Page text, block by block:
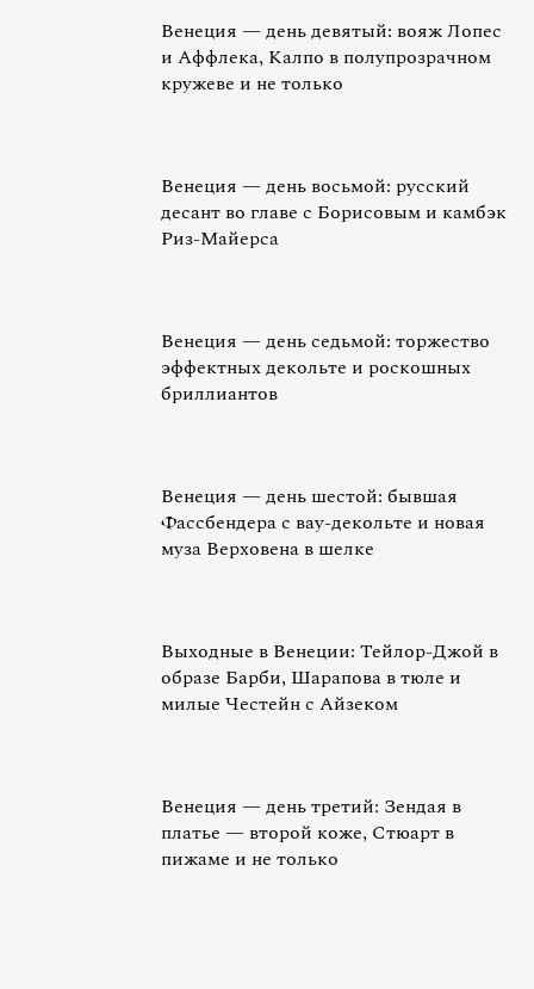
Венеция — день девятый: вояж Лопес
и Аффлека, Калпо в полупрозрачном
кружеве и не только
Венеция — день восьмой: русский
десант во главе с Борисовым и камбэк
Риз-Майерса
Венеция — день седьмой: торжество
эффектных декольте и роскошных
бриллиантов
Венеция — день шестой: бывшая
Фассбендера с вау-декольте и новая
муза Верховена в шелке
Выходные в Венеции: Тейлор-Джой в
образе Барби, Шарапова в тюле и
милые Честейн с Айзеком
Венеция — день третий: Зендая в
платье — второй коже, Стюарт в
пижаме и не только